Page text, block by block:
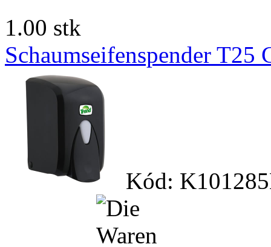
1.00 stk
Schaumseifenspender
Kód: K101285